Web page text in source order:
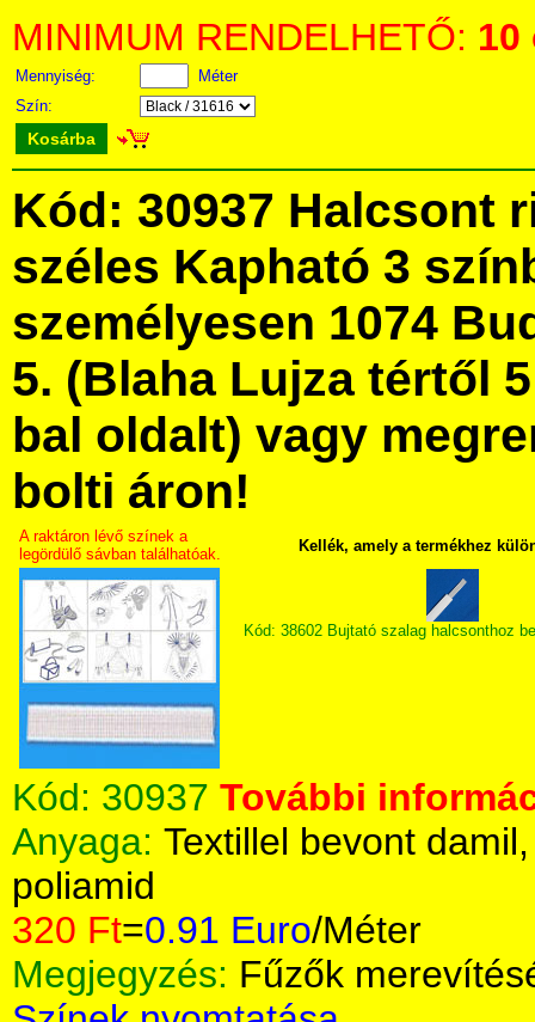
MINIMUM RENDELHETŐ: 10
Mennyiség:
Méter
Szín:
Kosárba
Kód: 30937 Halcsont
széles Kapható 3
személyesen 1074
5. (Blaha Lujza tértől
bal oldalt) vagy
bolti áron!
A raktáron lévő színek a
legördülő sávban találhatóak.
Kellék, amely a termékhez
Kód: 38602 Bujtató szalag halcsonthoz
Kód: 30937 További
Anyaga: Textillel bevont
poliamid
320 Ft=0.91 Euro/Méter
Megjegyzés: Fűzők